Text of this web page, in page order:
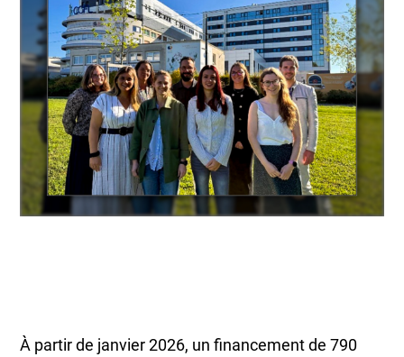
À partir de janvier 2026, un financement de 790